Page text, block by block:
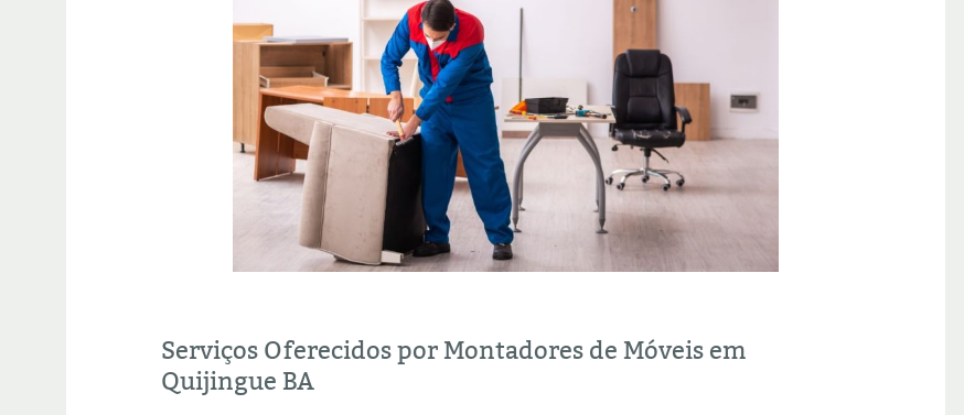
Serviços Oferecidos por Montadores de Móveis em
Quijingue BA